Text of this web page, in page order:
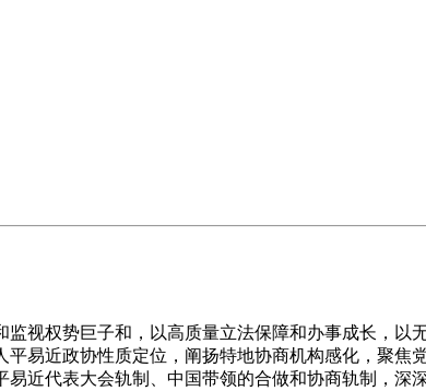
权势巨子和，以高质量立法保障和办事成长，以
易近政协性质定位，阐扬特地协商机构感化，聚焦
近代表大会轨制、中国带领的合做和协商轨制，深